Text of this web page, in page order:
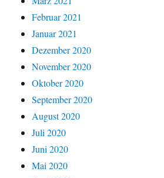
Februar 2021
Januar 2021
Dezember 2020
November 2020
Oktober 2020
September 2020
August 2020
Juli 2020
Juni 2020
Mai 2020